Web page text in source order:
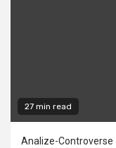
27 min read
Analize-Controverse